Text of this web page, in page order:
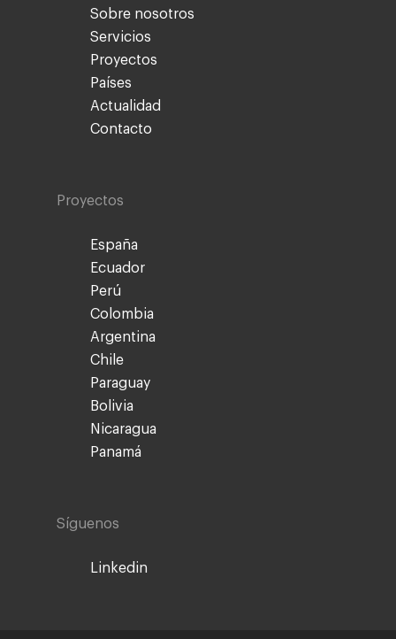
Sobre nosotros
Servicios
Proyectos
Países
Actualidad
Contacto
Proyectos
España
Ecuador
Perú
Colombia
Argentina
Chile
Paraguay
Bolivia
Nicaragua
Panamá
Síguenos
Linkedin